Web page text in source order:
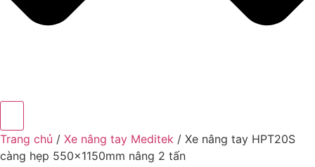
Trang chủ / Xe nâng tay Meditek / Xe nâng tay HPT20S
càng hẹp 550x1150mm nâng 2 tấn